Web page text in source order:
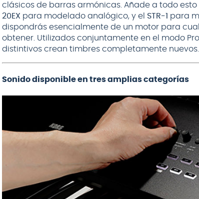
clásicos de barras armónicas. Añade a todo esto
20EX para modelado analógico, y el STR-1 para
dispondrás esencialmente de un motor para
obtener. Utilizados conjuntamente en el modo
distintivos crean timbres completamente nuevos.
Sonido disponible en tres amplias categorías